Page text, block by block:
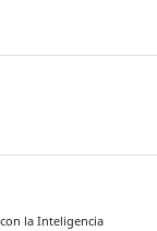
la Inteligencia